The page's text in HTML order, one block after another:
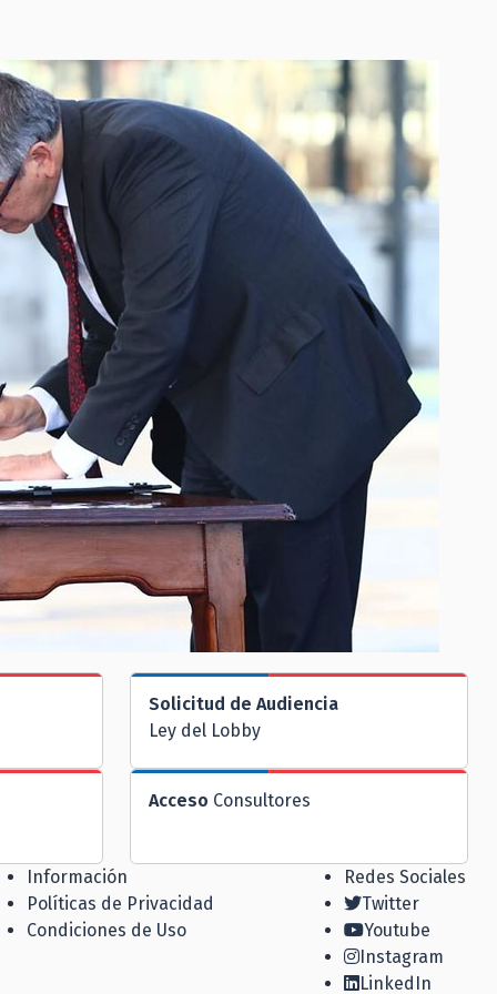
Solicitud de Audiencia
Ley del Lobby
Acceso Consultores
Información
Políticas de Privacidad
Condiciones de Uso
Redes Sociales
Twitter
Youtube
Instagram
LinkedIn